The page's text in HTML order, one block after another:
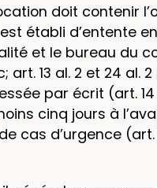
doit contenir
établi d’entente
et le bureau du
art. 13 al. 2 et 24 al. 2
par écrit (art. 14
cinq jours à
cas d’urgence (art.